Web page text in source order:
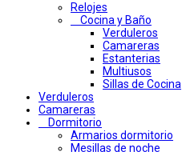
Relojes
Cocina y Baño
Verduleros
Camareras
Estanterias
Multiusos
Sillas de Cocina
Verduleros
Camareras
Dormitorio
Armarios dormitorio
Mesillas de noche